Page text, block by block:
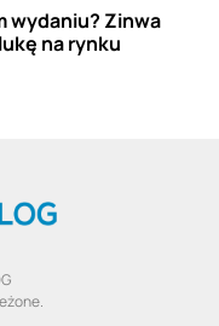
wydaniu? Zinwa
na rynku